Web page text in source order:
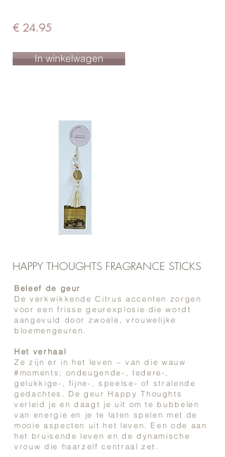
€ 24.95
In winkelwagen
HAPPY THOUGHTS FRAGRANCE STICKS
Beleef de geur
De verkwikkende Citrus accenten zorgen
voor een frisse geurexplosie die wordt
aangevuld door zwoele, vrouwelijke
bloemengeuren.
Het verhaal
Ze zijn er in het leven – van die wauw
#moments; ondeugende-, tedere-,
gelukkige-, fijne-, speelse- of stralende
gedachtes. De geur Happy Thoughts
verleid je en daagt je uit om te bubbelen
van energie en je te laten spelen met de
mooie aspecten uit het leven. Een ode aan
het bruisende leven en de dynamische
vrouw die haarzelf centraal zet.​